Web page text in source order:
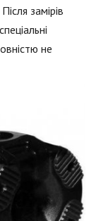
замірів
не